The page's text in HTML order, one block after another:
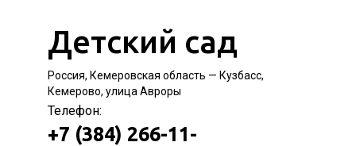
Детский сад
Россия, Кемеровская область — Кузбасс,
Кемерово, улица Авроры
Телефон:
+7 (384) 266-11-